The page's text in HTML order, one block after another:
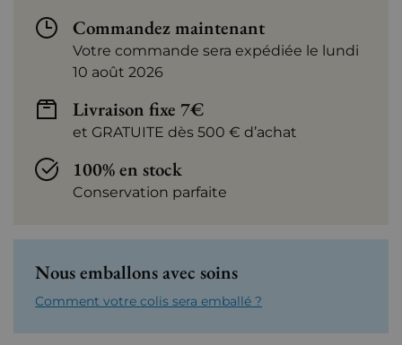
Commandez maintenant
Votre commande sera expédiée le lundi
10 août 2026
Livraison fixe 7€
et GRATUITE dès 500 € d’achat
100% en stock
Conservation parfaite
Nous emballons avec soins
Comment votre colis sera emballé ?